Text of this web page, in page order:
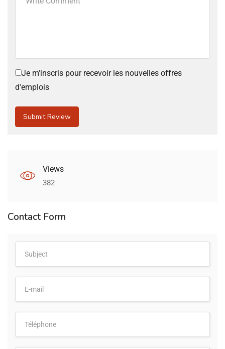
Je m'inscris pour recevoir les nouvelles offres
d'emplois
Views
382
Contact Form